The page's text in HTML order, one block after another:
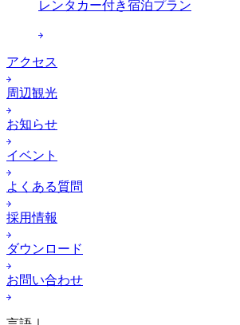
レンタカー付き宿泊プラン
アクセス
周辺観光
お知らせ
イベント
よくある質問
採用情報
ダウンロード
お問い合わせ